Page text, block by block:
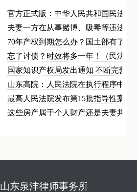
官方正式版：中华人民共和国民法总…
夫妻一方在从事赌博、吸毒等违法犯…
70年产权到期怎么办？国土部有了…
忘了讨债？时效将多一年！（民法草…
国家知识产权局发出通知 不断完善…
山东高院：人民法院在执行程序中可…
最高人民法院发布第15批指导性案…
这些房产属于个人财产还是夫妻共同…
山东泉沣律师事务所